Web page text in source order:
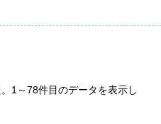
1～78件目のデータを表示し